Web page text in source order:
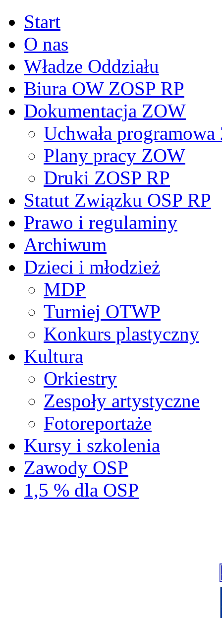
Start
O nas
Władze Oddziału
Biura OW ZOSP RP
Dokumentacja ZOW
Uchwała
Plany pracy ZOW
Druki ZOSP RP
Statut Związku OSP RP
Prawo i regulaminy
Archiwum
Dzieci i młodzież
MDP
Turniej OTWP
Konkurs plastyczny
Kultura
Orkiestry
Zespoły artystyczne
Fotoreportaże
Kursy i szkolenia
Zawody OSP
1,5 % dla OSP